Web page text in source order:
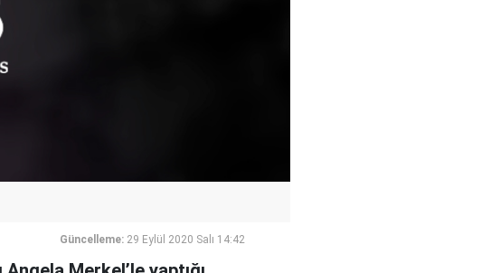
Güncelleme: 29 Eylül 2020 Salı 14:42